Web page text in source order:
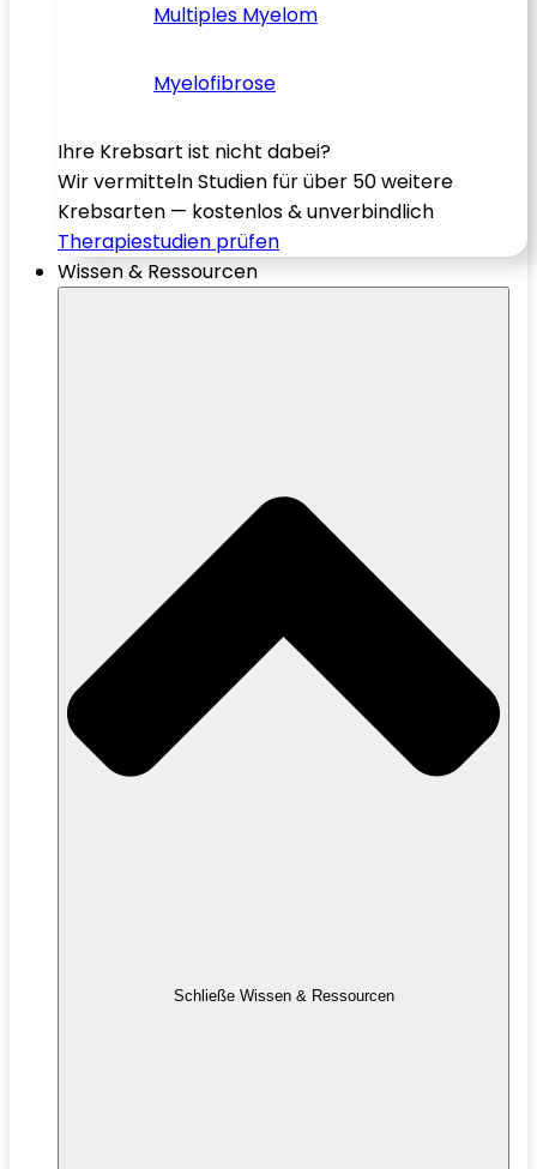
Multiples Myelom
Myelofibrose
Ihre Krebsart ist nicht dabei?
Wir vermitteln Studien für über 50 weitere
Krebsarten — kostenlos & unverbindlich
Therapiestudien prüfen
Wissen & Ressourcen
Schließe Wissen & Ressourcen